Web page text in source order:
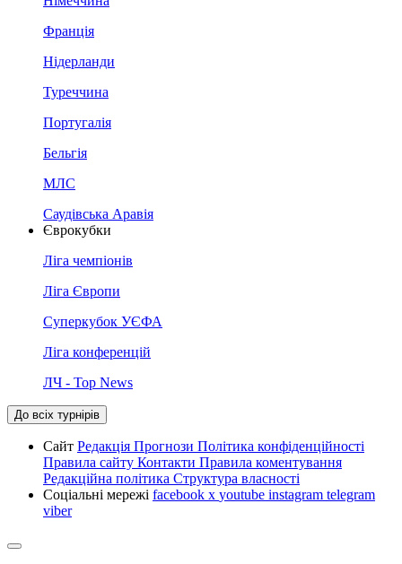
Франція
Нідерланди
Туреччина
Португалія
Бельгія
МЛС
Саудівська Аравія
Єврокубки
Ліга чемпіонів
Ліга Європи
Суперкубок УЄФА
Ліга конференцій
ЛЧ - Top News
До всіх турнірів
Сайт Редакція Прогнози Політика конфіденційності
Правила сайту Контакти Правила коментування
Редакційна політика Структура власності
Соціальні мережі facebook x youtube instagram telegram
viber